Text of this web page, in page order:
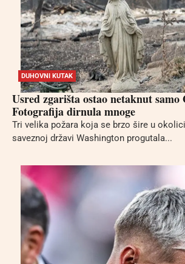
DUHOVNI KUTAK
Usred zgarišta ostao netaknut
Fotografija dirnula mnoge
Tri velika požara koja se brzo šire u
saveznoj državi Washington progutala...